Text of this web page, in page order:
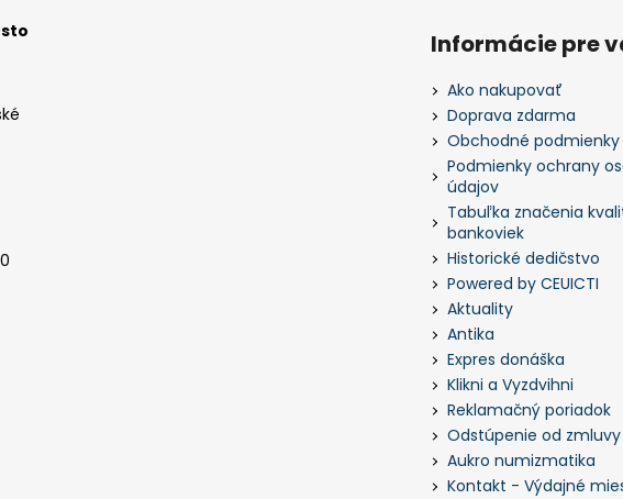
Informácie pre
Ako nakupovať
Doprava zdarma
Obchodné podmienky
Podmienky ochrany
údajov
Tabuľka značenia
bankoviek
Historické dedičstvo
Powered by CEUICTI
Aktuality
Antika
Expres donáška
Klikni a Vyzdvihni
Reklamačný poriadok
Odstúpenie od zmluvy
Aukro numizmatika
Kontakt - Výdajné